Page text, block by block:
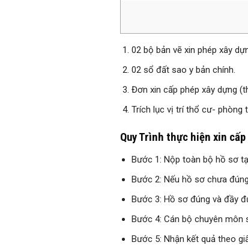
02 bộ bản vẽ xin phép xây
02 sổ đất sao y bản chính.
Đơn xin cấp phép xây dựng
Trích lục vị trí thổ cư- phòng
Quy Trình thực hiện xin cấp
Bước 1: Nộp toàn bộ hồ sơ
Bước 2: Nếu hồ sơ chưa
Bước 3: Hồ sơ đúng và đầy
Bước 4: Cán bộ chuyên môn
Bước 5: Nhận kết quả theo